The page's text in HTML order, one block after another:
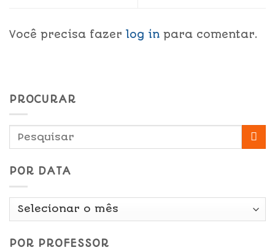
Você precisa fazer log in para comentar.
PROCURAR
POR DATA
Por
POR PROFESSOR